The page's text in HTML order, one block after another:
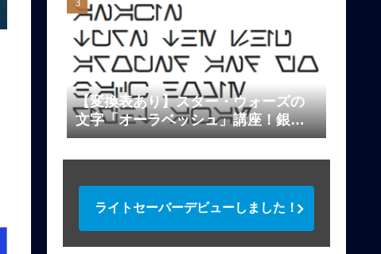
【変換表あり】スター・ウォーズの
文字「オーラベッシュ」講座！銀河
標準文字を解説
ライトセーバーデビューしました！